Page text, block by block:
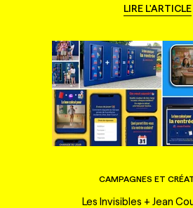
LIRE L'ARTICLE
CAMPAGNES ET
Les Invisibles + Jean